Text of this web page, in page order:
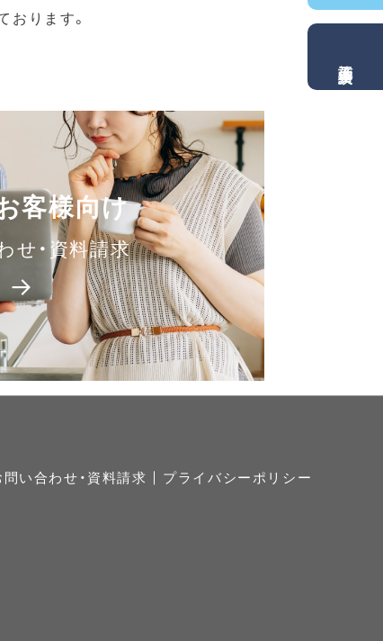
ります。
客様向け
せ・資料請求
→
問い合わせ・資料請求
プライバシーポリシー